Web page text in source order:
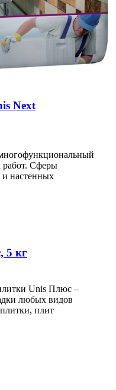
Next
работ. Сферы
и настенных
5 кг
Unis Плюс –
любых видов
плит